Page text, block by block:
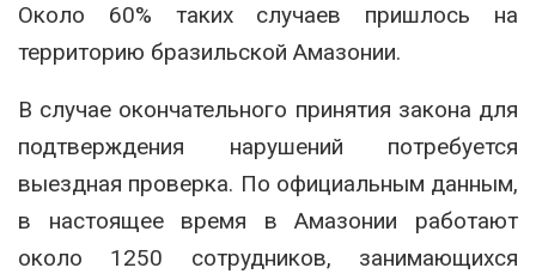
Около 60% таких случаев пришлось на
территорию бразильской Амазонии.
В случае окончательного принятия закона для
подтверждения нарушений потребуется
выездная проверка. По официальным данным,
в настоящее время в Амазонии работают
около 1250 сотрудников, занимающихся